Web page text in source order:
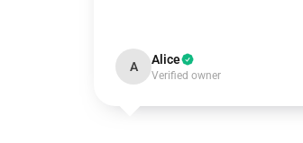
A Alice
Verified owner